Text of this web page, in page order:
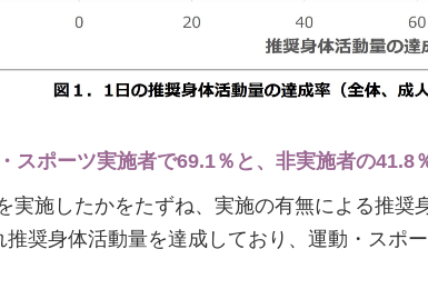
スポーツ実施者で69.1％と、非実施者の41.8
実施したかをたずね、実施の有無による推
奨身体活動量を達成しており、運動・スポ